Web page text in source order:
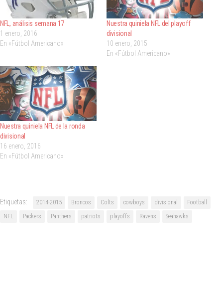
NFL, análisis semana 17
1 enero, 2016
En «Fútbol Americano»
Nuestra quiniela NFL del playoff
divisional
10 enero, 2015
En «Fútbol Americano»
Nuestra quiniela NFL de la ronda
divisional
16 enero, 2016
En «Fútbol Americano»
Etiquetas: 2014-2015 Broncos Colts cowboys divisional
Football
NFL
Packers Panthers patriots playoffs Ravens Seahawks